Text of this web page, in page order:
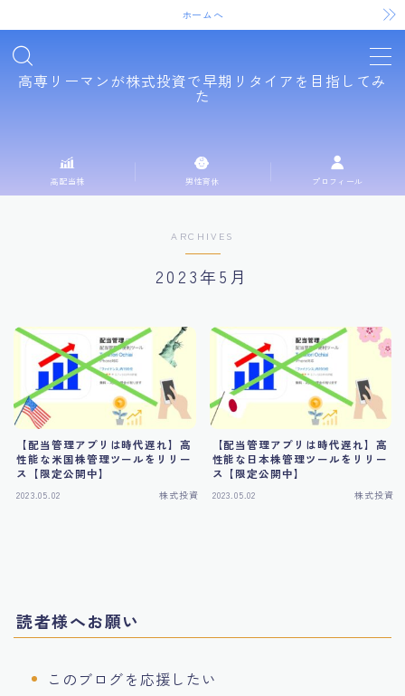
ホームへ
高専リーマンが株式投資で早期リタイアを目指してみ
た
株式投資
高専リーマンについて
高配当株 男性育休 プロフィール
ARCHIVES
2023年5月
【配当管理アプリは時代遅れ】高
性能な米国株管理ツールをリリー
ス【限定公開中】
2023.05.02 株式投資
【配当管理アプリは時代遅れ】高
性能な日本株管理ツールをリリー
ス【限定公開中】
2023.05.02 株式投資
読者様へお願い
このブログを応援したい